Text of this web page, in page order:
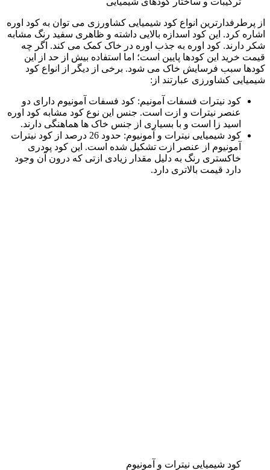
از پرطرفدارترین انواع کود شیمیایی کشاورزی می توان به کود اوره
اشاره کرد. این کود اسدازه بالایی داشته و ظاهری سفید رنگ مشابه
شکر دارند. کود اوره به جذب اوره در خاک کمک می کند. اگر چه
قیمت خرید این کودها پایین است؛ اما استفاده بیش از حد از این
کودها سبب فرسایش خاک می شود. برخی از دیگر از انواع کود
شیمیایی کشاورزی عبارتند از:
کود نیترات فسفات آمونیم: کود فسفات آمونیوم دارای دو
عنصر نیترات و ازت است. جنس این نوع کود مشابه کود اوره
اسید زا است و با بسیاری از جنس خاک ها هماهنگی دارند.
کود شیمیایی نیترات و آمونیوم: حدود 26 درصد از کود نیترات
آمونیوم از عنصر ازت تشکیل شده است. این کود پودری
خاکستری رنگ به دلیل مقدار زیادی ازتی که درون آن وجود
دارد قیمت بالاتری دارد.
کود شیمیایی نیترات و آمونیوم